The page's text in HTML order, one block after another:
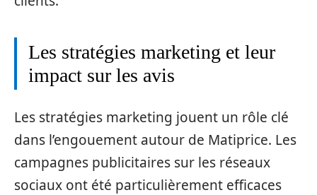
Les stratégies marketing et leur
impact sur les avis
Les stratégies marketing jouent un rôle clé
dans l’engouement autour de Matiprice. Les
campagnes publicitaires sur les réseaux
sociaux ont été particulièrement efficaces